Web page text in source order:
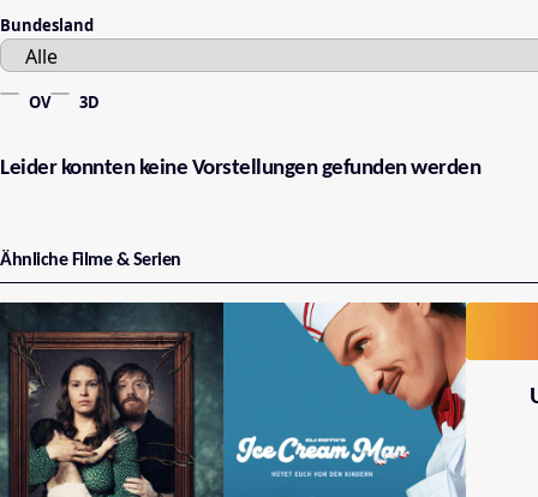
Bundesland
OV 3D
Leider konnten keine Vorstellungen gefunden werden
Ähnliche Filme & Serien